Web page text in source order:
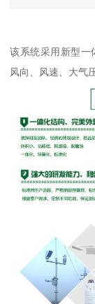
该系统采用新型一
风向、风速、大气